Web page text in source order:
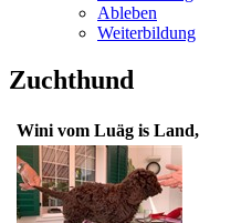
Ableben
Weiterbildung
Zuchthund
Wini vom Luäg is Land,